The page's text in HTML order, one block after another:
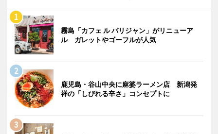
霧島「カフェ ル パリジャン」がリニューア
ル ガレットやゴーフルが人気
鹿児島・谷山中央に麻婆ラーメン店 新潟発
祥の「しびれる辛さ」コンセプトに